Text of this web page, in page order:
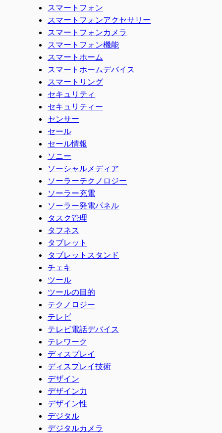
スマートフォン
スマートフォンアクセサリー
スマートフォンカメラ
スマートフォン機能
スマートホーム
スマートホームデバイス
スマートリング
セキュリティ
セキュリティー
センサー
セール
セール情報
ソニー
ソーシャルメディア
ソーラーテクノロジー
ソーラー充電
ソーラー発電パネル
タスク管理
タフネス
タブレット
タブレットスタンド
チェキ
ツール
ツールの目的
テクノロジー
テレビ
テレビ電話デバイス
テレワーク
ディスプレイ
ディスプレイ技術
デザイン
デザイン力
デザイン性
デジタル
デジタルカメラ